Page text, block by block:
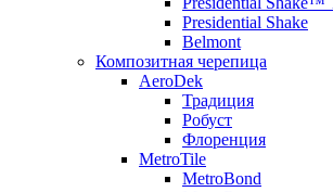
Presidential Shake
Belmont
Композитная черепица
AeroDek
Традиция
Робуст
Флоренция
MetroTile
MetroBond